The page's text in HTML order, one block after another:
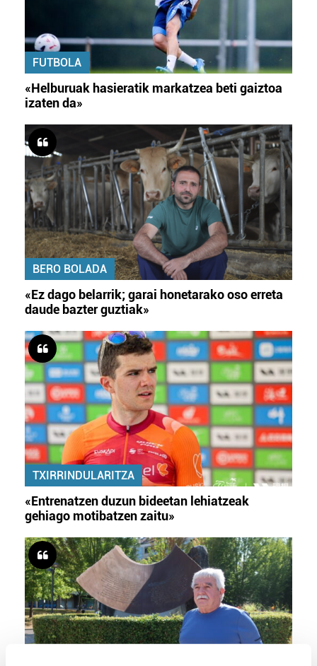
FUTBOLA
«Helburuak hasieratik markatzea beti gaiztoa
izaten da»
BERO BOLADA
«Ez dago belarrik; garai honetarako oso erreta
daude bazter guztiak»
TXIRRINDULARITZA
«Entrenatzen duzun bideetan lehiatzeak
gehiago motibatzen zaitu»